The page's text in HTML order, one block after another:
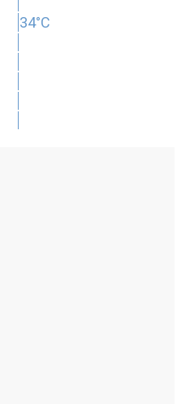
34°C